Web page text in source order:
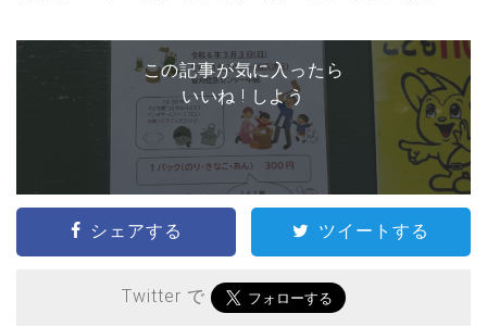
この記事が気に入ったら
いいね ! しよう
シェアする ツイートする
Twitter で